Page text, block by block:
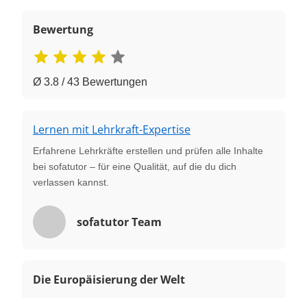
Bewertung
Ø 3.8 / 43 Bewertungen
Lernen mit Lehrkraft-Expertise
Erfahrene Lehrkräfte erstellen und prüfen alle Inhalte
bei sofatutor – für eine Qualität, auf die du dich
verlassen kannst.
sofatutor Team
Die Europäisierung der Welt